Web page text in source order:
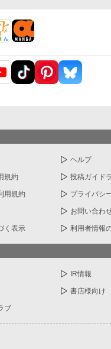
ヘルプ
規約 投稿ガイド
用規約 プライバシ
お問い合わ
く表示 利用者情報
IR情報
書店様向け
ブ